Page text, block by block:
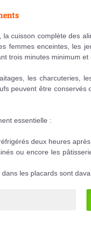
cuisson complète des
femmes enceintes, les
trois minutes minimum
les charcuteries,
peuvent être
essentielle :
deux heures
ou encore les
les placards sont